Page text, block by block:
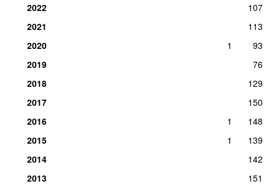
2022
107
2021
113
2020
1
93
2019
76
2018
129
2017
150
2016
1
148
2015
1
139
2014
142
2013
151